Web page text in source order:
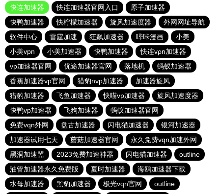
快连加速器
快连加速器官网入口
原子加速器
快鸭加速器
快柠檬加速器 旋风加速度器
外网网址导航
软件中心
雷霆加速 狂飙加速器 哔咔漫画
小美
小美vpn
小美加速器 快鸭加速器
快连vρn加速器
vp加速器官网
优途加速器官网 落地机
蚂蚁加速器
香蕉加速器vp官网
猎豹nvp加速器
加速器旋风
猎豹加速器
飞鱼加速器 快喵vp加速器
旋风加速度器
快鸭vp加速器
飞狗加速器
蚂蚁加速器官网
免费vqn外网
盘古加速器 闪电猫加速器
银河加速器
加速器试用七天
蘑菇加速器官网
永久免费vqn加速外网
黑洞加速噐
2023免费加速神器 闪电猫加速器
outline
油管加速器永久免费版
夏时加速器
海鸥加速器下载
水母加速器
黑豹加速器 极光vqn官网
outline